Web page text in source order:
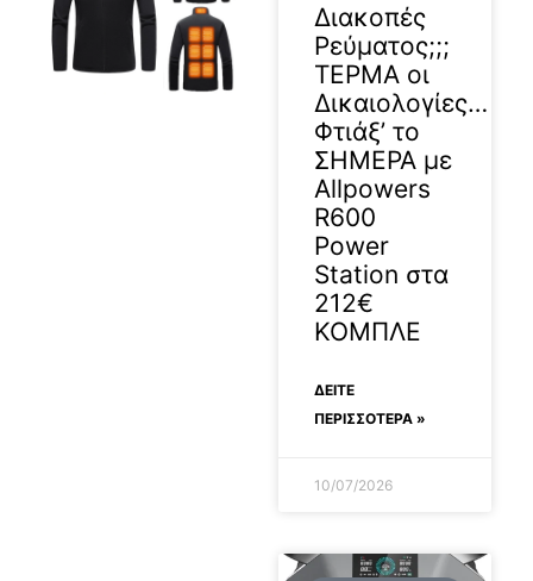
Διακοπές
Ρεύματος;;;
ΤΕΡΜΑ οι
Δικαιολογίες…
Φτιάξ’ το
ΣΗΜΕΡΑ με
Allpowers
R600
Power
Station στα
212€
ΚΟΜΠΛΕ
ΔΕΊΤΕ
ΠΕΡΙΣΣΟΤΕΡΑ »
10/07/2026